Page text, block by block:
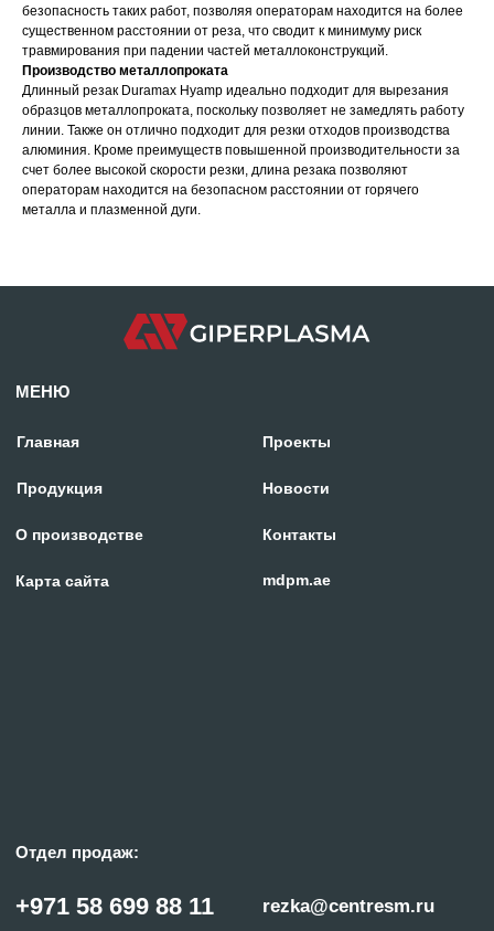
безопасность таких работ, позволяя операторам находится на более
существенном расстоянии от реза, что сводит к минимуму риск
травмирования при падении частей металлоконструкций.
Производство металлопроката
Длинный резак Duramax Hyamp идеально подходит для вырезания
образцов металлопроката, поскольку позволяет не замедлять работу
линии. Также он отлично подходит для резки отходов производства
алюминия. Кроме преимуществ повышенной производительности за
счет более высокой скорости резки, длина резака позволяют
операторам находится на безопасном расстоянии от горячего
металла и плазменной дуги.
Главная
Продукция
О производстве
Проекты
Новости
+971 58 699 88 11
© «ГИПЕРПЛАЗМА» и ООО «Центр Сварки» | 2024
Политика конфиденциальности
сайтазапрещенобез письменного согласия правообладателя.
Карта сайта mdpm.ae